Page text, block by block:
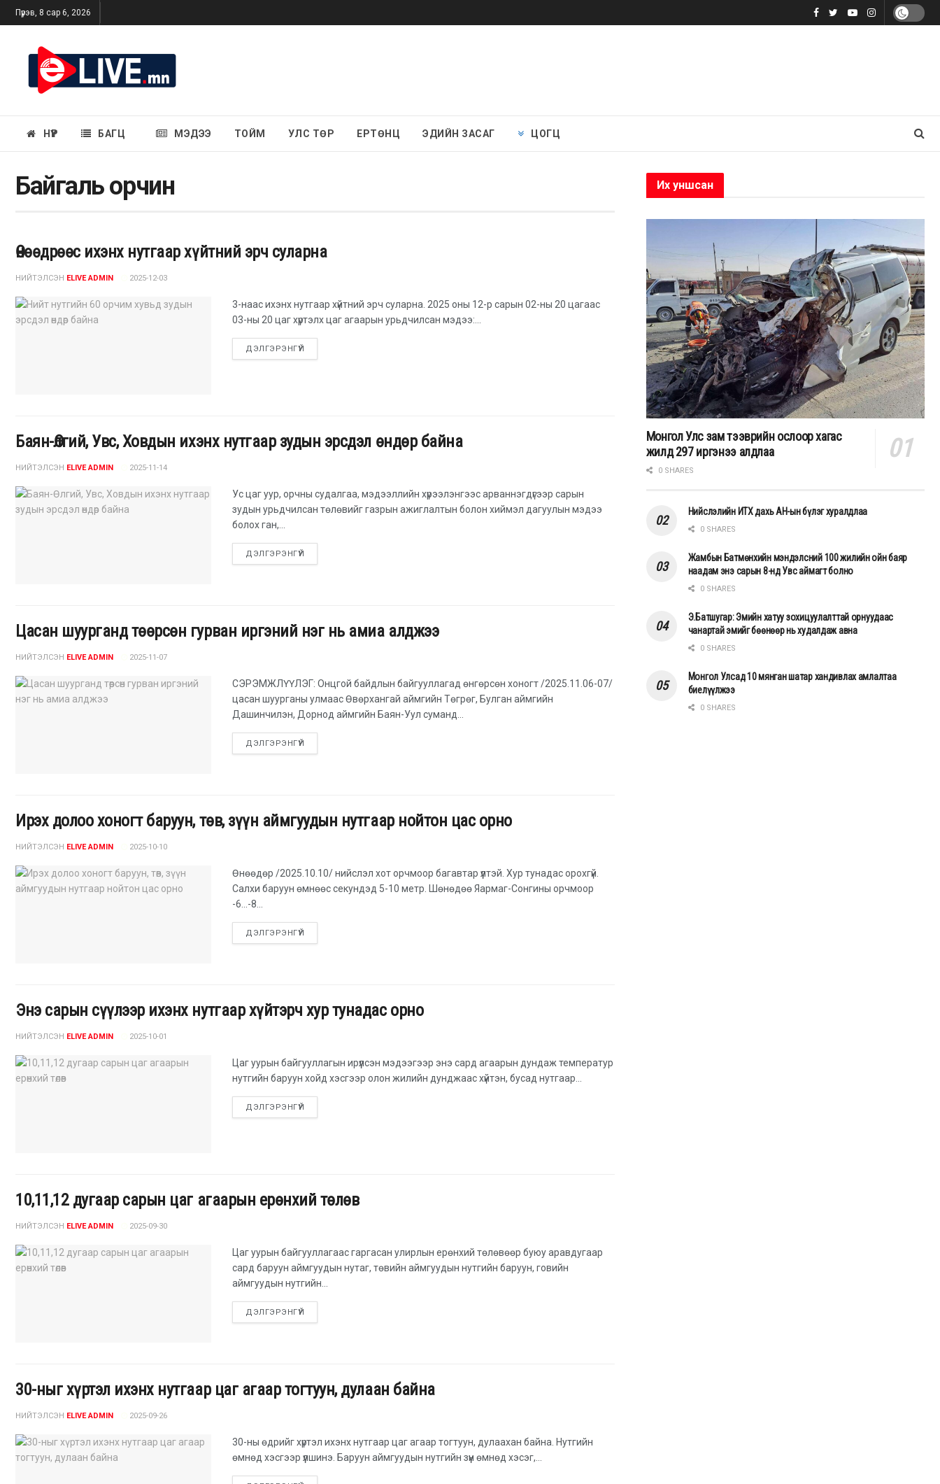
Пүрэв, 8 сар 6, 2026
НҮҮР БАГЦ МЭДЭЭ ТОЙМ УЛС ТӨР ЕРТӨНЦ ЭДИЙН ЗАСАГ ЦОГЦ
Байгаль орчин
Өнөөдрөөс ихэнх нутгаар хүйтний эрч суларна
НИЙТЭЛСЭН ELIVE ADMIN 2025-12-03
3-наас ихэнх нутгаар хүйтний эрч суларна. 2025 оны 12-р сарын 02-ны 20 цагаас
03-ны 20 цаг хүртэлх цаг агаарын урьдчилсан мэдээ:...
ДЭЛГЭРЭНГҮЙ
Баян-Өлгий, Увс, Ховдын ихэнх нутгаар зудын эрсдэл өндөр байна
НИЙТЭЛСЭН ELIVE ADMIN 2025-11-14
Ус цаг уур, орчны судалгаа, мэдээллийн хүрээлэнгээс арваннэгдүгээр сарын
зудын урьдчилсан төлөвийг газрын ажиглалтын болон хиймэл дагуулын мэдээ
болох ган,...
ДЭЛГЭРЭНГҮЙ
Цасан шуурганд төөрсөн гурван иргэний нэг нь амиа алджээ
НИЙТЭЛСЭН ELIVE ADMIN 2025-11-07
СЭРЭМЖЛҮҮЛЭГ: Онцгой байдлын байгууллагад өнгөрсөн хоногт /2025.11.06-07/
цасан шуурганы улмаас Өвөрхангай аймгийн Төгрөг, Булган аймгийн
Дашинчилэн, Дорнод аймгийн Баян-Уул суманд...
ДЭЛГЭРЭНГҮЙ
Ирэх долоо хоногт баруун, төв, зүүн аймгуудын нутгаар нойтон цас орно
НИЙТЭЛСЭН ELIVE ADMIN 2025-10-10
Өнөөдөр /2025.10.10/ нийслэл хот орчмоор багавтар үүлтэй. Хур тунадас орохгүй.
Салхи баруун өмнөөс секундэд 5-10 метр. Шөнөдөө Яармаг-Сонгины орчмоор
-6...-8...
ДЭЛГЭРЭНГҮЙ
Энэ сарын сүүлээр ихэнх нутгаар хүйтэрч хур тунадас орно
НИЙТЭЛСЭН ELIVE ADMIN 2025-10-01
Цаг уурын байгууллагын ирүүлсэн мэдээгээр энэ сард агаарын дундаж температур
нутгийн баруун хойд хэсгээр олон жилийн дунджаас хүйтэн, бусад нутгаар...
ДЭЛГЭРЭНГҮЙ
10,11,12 дугаар сарын цаг агаарын ерөнхий төлөв
НИЙТЭЛСЭН ELIVE ADMIN 2025-09-30
Цаг уурын байгууллагаас гаргасан улирлын ерөнхий төлөвөөр буюу аравдугаар
сард баруун аймгуудын нутаг, төвийн аймгуудын нутгийн баруун, говийн
аймгуудын нутгийн...
ДЭЛГЭРЭНГҮЙ
30-ныг хүртэл ихэнх нутгаар цаг агаар тогтуун, дулаан байна
НИЙТЭЛСЭН ELIVE ADMIN 2025-09-26
30-ны өдрийг хүртэл ихэнх нутгаар цаг агаар тогтуун, дулаахан байна. Нутгийн
өмнөд хэсгээр үүлшинэ. Баруун аймгуудын нутгийн зүүн өмнөд хэсэг,...
Их уншсан
Монгол Улс зам тээврийн ослоор хагас
жилд 297 иргэнээ алдлаа
0 SHARES
Нийслэлийн ИТХ дахь АН-ын бүлэг хуралдлаа
0 SHARES
Жамбын Батмөнхийн мэндэлсний 100 жилийн ойн баяр
наадам энэ сарын 8-нд Увс аймагт болно
0 SHARES
Э.Батшугар: Эмийн хатуу зохицуулалттай орнуудаас
чанартай эмийг бөөнөөр нь худалдаж авна
0 SHARES
Монгол Улсад 10 мянган шатар хандивлах амлалтаа
биелүүлжээ
0 SHARES